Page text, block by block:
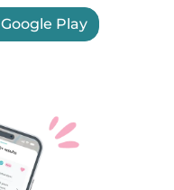
Google Play